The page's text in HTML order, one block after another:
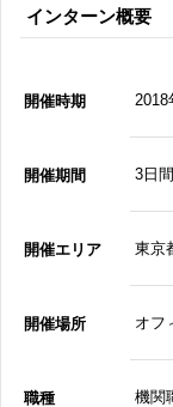
インターン概要
開催時期 2018
開催期間 3日間
開催エリア 東京
開催場所 オフ
職種 機関